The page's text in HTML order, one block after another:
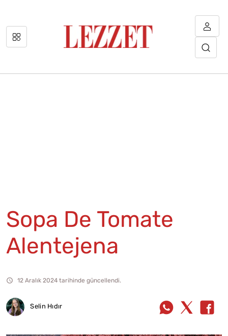
Sopa De Tomate
Alentejena
12 Aralık 2024 tarihinde güncellendi.
Selin Hıdır